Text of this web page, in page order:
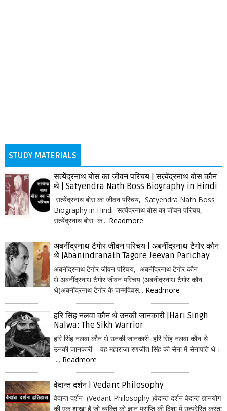
STUDY MATERIALS
सत्येंद्रनाथ बोस का जीवन परिचय | सत्येंद्रनाथ बोस कौन
थे | Satyendra Nath Boss Biography in Hindi
सत्येंद्रनाथ बोस का जीवन परिचय, Satyendra Nath Boss
Biography in Hindi सत्येंद्रनाथ बोस का जीवन परिचय,
सत्येंद्रनाथ बोस क... Readmore
अबनींद्रनाथ टैगोर जीवन परिचय | अबनींद्रनाथ टैगोर कौन
थे |Abanindranath Tagore Jeevan Parichay
अबनींद्रनाथ टैगोर जीवन परिचय, अबनींद्रनाथ टैगोर कौन
थे अबनींद्रनाथ टैगोर जीवन परिचय (अबनींद्रनाथ टैगोर कौन
थे)अबनींद्रनाथ टैगोर के जन्मदिवस... Readmore
हरि सिंह नलवा कौन थे उनकी जानकारी |Hari Singh
Nalwa: The Sikh Warrior
हरि सिंह नलवा कौन थे उनकी जानकारी हरि सिंह नलवा कौन थे
उनकी जानकारी वह महाराजा रणजीत सिंह की सेना में सेनापति थे।
... Readmore
वेदान्त दर्शन | Vedant Philosophy
वेदान्त दर्शन (Vedant Philosophy )वेदान्त दर्शन वेदान्त ज्ञानयोग
की एक शाखा है जो व्यक्ति को ज्ञान प्राप्ति की दिशा में उत्प्रेरित करता